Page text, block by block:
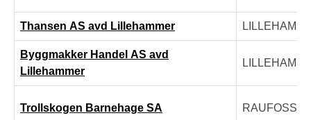
Thansen AS avd Lillehammer
Byggmakker Handel AS avd
Lillehammer
Trollskogen Barnehage SA RAUFOSS